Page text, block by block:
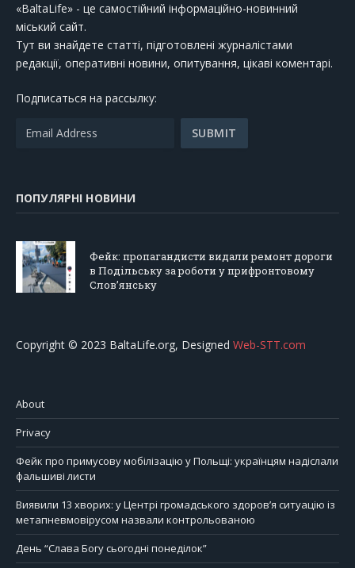
«BaltaLife» - це самостійний інформаційно-новинний
міський сайт.
Тут ви знайдете статті, підготовлені журналістами
редакції, оперативні новини, опитування, цікаві коментарі.
Подписаться на рассылку:
ПОПУЛЯРНІ НОВИНИ
Фейк: пропагандисти видали ремонт дороги
в Подільську за роботи у прифронтовому
Слов’янську
Copyright © 2023 BaltaLife.org, Designed Web-STT.com
About
Privacy
Фейк про примусову мобілізацію у Польщі: українцям надіслали
фальшиві листи
Виявили 13 хворих: у Центрі громадського здоров’я ситуацію із
метапневмовірусом назвали контрольованою
День “Слава Богу сьогодні понеділок”